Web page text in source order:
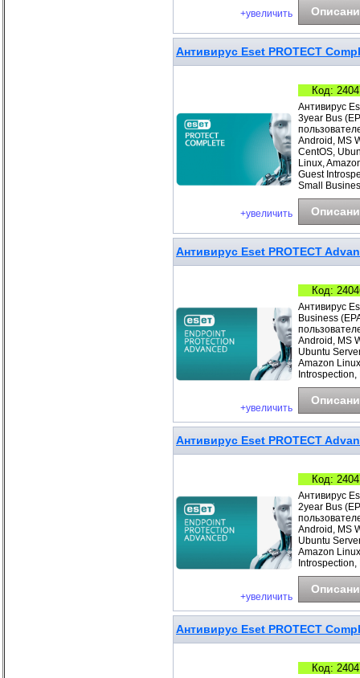
+увеличить
Антивирус Eset PROTECT
+увеличить
Код:
Антивирус
3year Bus
Android, MS
CentOS,
Linux,
Guest
Small
Антивирус Eset PROTECT
+увеличить
Код:
Антивирус
Business
Android, MS
Ubuntu
Amazon
Антивирус Eset PROTECT
+увеличить
Код:
Антивирус
2year Bus
Android, MS
Ubuntu
Amazon
Антивирус Eset PROTECT
Код: